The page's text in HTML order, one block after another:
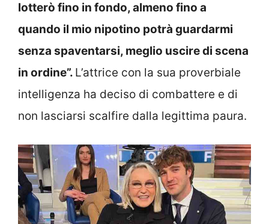
lotterò fino in fondo, almeno fino a
quando il mio nipotino potrà guardarmi
senza spaventarsi, meglio uscire di scena
in ordine”. L’attrice con la sua proverbiale
intelligenza ha deciso di combattere e di
non lasciarsi scalfire dalla legittima paura.